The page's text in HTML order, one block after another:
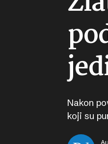
Nakon
koji su